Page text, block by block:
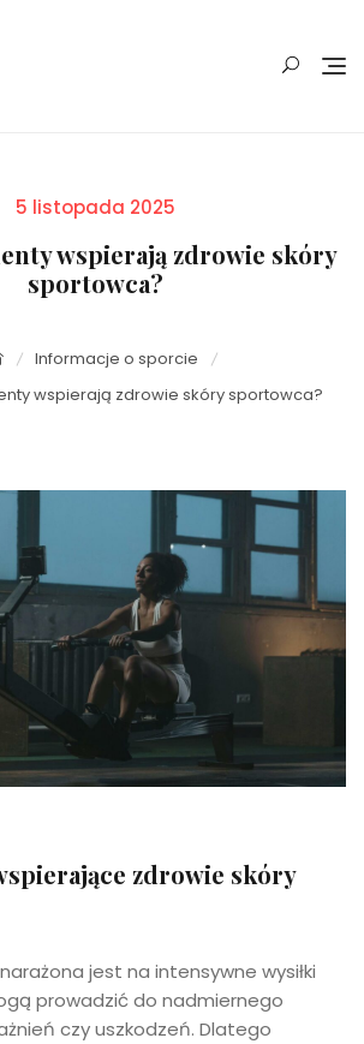
Posted
5 listopada 2025
wspierają zdrowie skóry
sportowca?
Informacje o sporcie
wspierają zdrowie skóry sportowca?
zdrowie skóry
jest na intensywne wysiłki
prowadzić do nadmiernego
czy uszkodzeń. Dlatego